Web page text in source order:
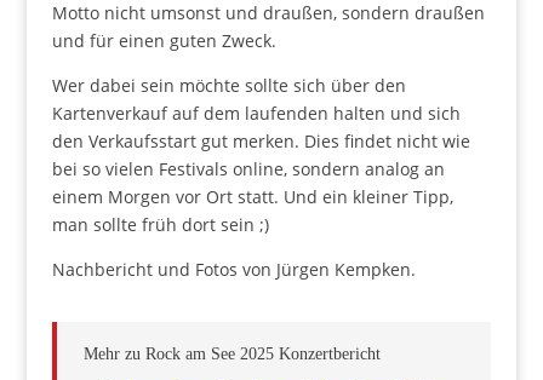
Motto nicht umsonst und draußen, sondern draußen
und für einen guten Zweck.
Wer dabei sein möchte sollte sich über den
Kartenverkauf auf dem laufenden halten und sich
den Verkaufsstart gut merken. Dies findet nicht wie
bei so vielen Festivals online, sondern analog an
einem Morgen vor Ort statt. Und ein kleiner Tipp,
man sollte früh dort sein ;)
Nachbericht und Fotos von Jürgen Kempken.
Mehr zu Rock am See 2025 Konzertbericht